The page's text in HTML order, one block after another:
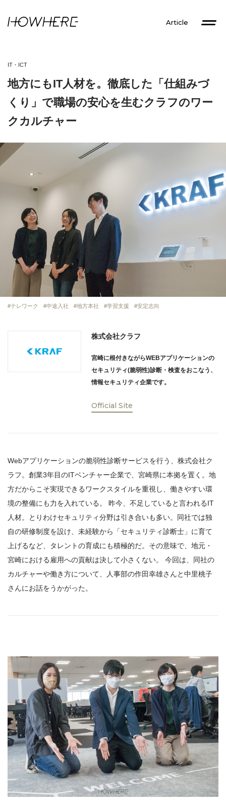
Article
IT・ICT
地方にもIT人材を。徹底した「仕組みづ
くり」で職場の安心を生むクラフのワー
クカルチャー
テレワーク 中途入社 地方本社 学習支援 安定志向
株式会社クラフ
宮崎に根付きながらWEBアプリケーションの
セキュリティ(脆弱性)診断・検査をおこなう、
情報セキュリティ企業です。
Official Site
Webアプリケーションの脆弱性診断サービスを行う、株式会社ク
ラフ。創業3年目のITベンチャー企業で、宮崎県に本拠を置く。地
方だからこそ実現できるワークスタイルを重視し、働きやすい環
境の整備にも力を入れている。 昨今、不足していると言われるIT
人材。とりわけセキュリティ分野は引き合いも多い。同社では独
自の研修制度を設け、未経験から「セキュリティ診断士」に育て
上げるなど、タレントの育成にも積極的だ。その意味で、地元・
宮崎における雇用への貢献は決して小さくない。 今回は、同社の
カルチャーや働き方について、人事部の作田幸雄さんと中里桃子
さんにお話をうかがった。